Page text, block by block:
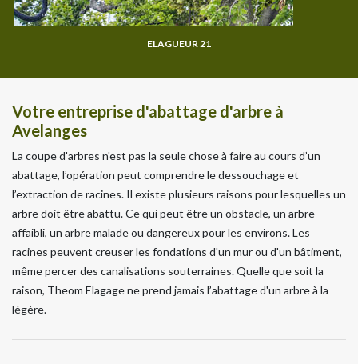
ELAGUEUR 21
Votre entreprise d'abattage d'arbre à
Avelanges
La coupe d'arbres n'est pas la seule chose à faire au cours d’un
abattage, l’opération peut comprendre le dessouchage et
l’extraction de racines. Il existe plusieurs raisons pour lesquelles un
arbre doit être abattu. Ce qui peut être un obstacle, un arbre
affaibli, un arbre malade ou dangereux pour les environs. Les
racines peuvent creuser les fondations d'un mur ou d'un bâtiment,
même percer des canalisations souterraines. Quelle que soit la
raison, Theom Elagage ne prend jamais l’abattage d'un arbre à la
légère.